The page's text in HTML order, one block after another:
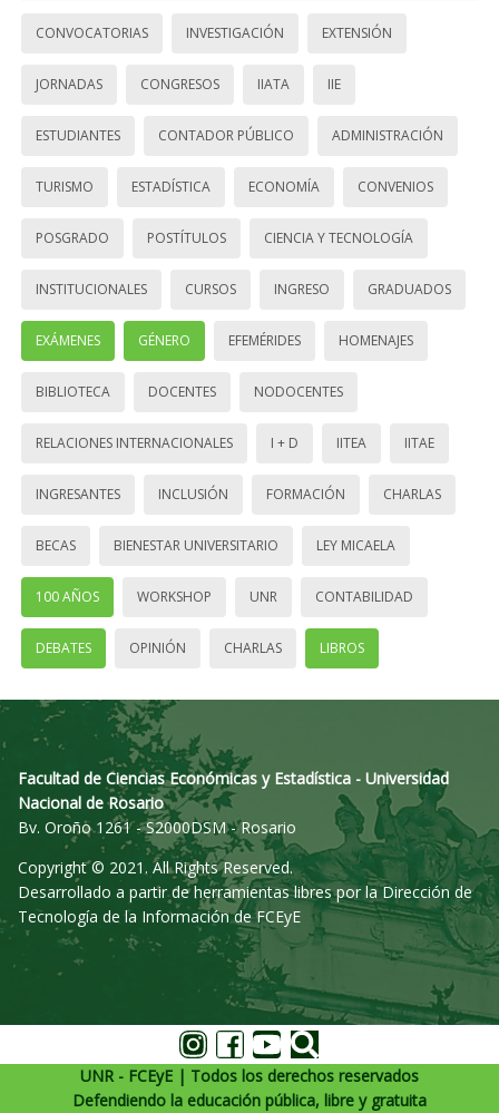
CONVOCATORIAS INVESTIGACIÓN EXTENSIÓN
JORNADAS CONGRESOS IIATA IIE
ESTUDIANTES CONTADOR PÚBLICO ADMINISTRACIÓN
TURISMO ESTADÍSTICA ECONOMÍA CONVENIOS
POSGRADO POSTÍTULOS CIENCIA Y TECNOLOGÍA
INSTITUCIONALES CURSOS INGRESO GRADUADOS
EXÁMENES GÉNERO EFEMÉRIDES HOMENAJES
BIBLIOTECA DOCENTES NODOCENTES
RELACIONES INTERNACIONALES I + D IITEA IITAE
INGRESANTES INCLUSIÓN FORMACIÓN CHARLAS
BECAS BIENESTAR UNIVERSITARIO LEY MICAELA
100 AÑOS WORKSHOP UNR CONTABILIDAD
DEBATES OPINIÓN CHARLAS LIBROS
Facultad de Ciencias Económicas y Estadística - Universidad
Nacional de Rosario
Bv. Oroño 1261 - S2000DSM - Rosario
Copyright © 2021. All Rights Reserved.
Desarrollado a partir de herramientas libres por la Dirección de
Tecnología de la Información de FCEyE
UNR - FCEyE | Todos los derechos reservados
Defendiendo la educación pública, libre y gratuita